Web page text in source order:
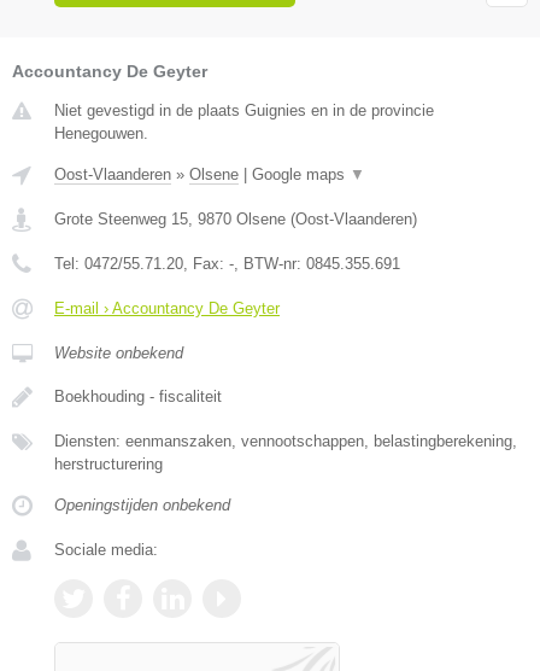
Accountancy De Geyter
Niet gevestigd in de plaats Guignies en in de provincie
Henegouwen.
Oost-Vlaanderen » Olsene Google maps ▼
Grote Steenweg 15 9870 Olsene (Oost-Vlaanderen)
Tel: 0472/55.71.20 , Fax: - , BTW-nr: 0845.355.691
E-mail › Accountancy De Geyter
Website onbekend
Boekhouding - fiscaliteit
Diensten: eenmanszaken, vennootschappen, belastingberekening,
herstructurering
Openingstijden onbekend
Sociale media: